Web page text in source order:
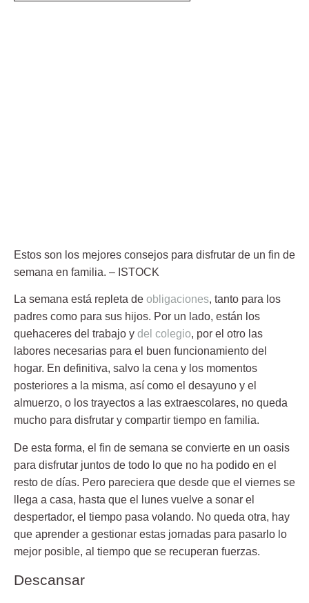
Estos son los mejores consejos para disfrutar de un fin de
semana en familia. – ISTOCK
La semana está repleta de obligaciones, tanto para los
padres como para sus hijos. Por un lado, están los
quehaceres del trabajo y del colegio, por el otro las
labores necesarias para el buen funcionamiento del
hogar. En definitiva, salvo la cena y los momentos
posteriores a la misma, así como el desayuno y el
almuerzo, o los trayectos a las extraescolares, no queda
mucho para disfrutar y compartir tiempo en familia.
De esta forma, el fin de semana se convierte en un oasis
para disfrutar juntos de todo lo que no ha podido en el
resto de días. Pero pareciera que desde que el viernes se
llega a casa, hasta que el lunes vuelve a sonar el
despertador, el tiempo pasa volando. No queda otra, hay
que aprender a gestionar estas jornadas para pasarlo lo
mejor posible, al tiempo que se recuperan fuerzas.
Descansar